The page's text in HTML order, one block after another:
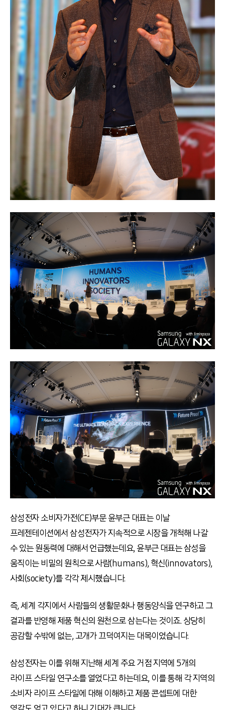
삼성전자 소비자가전(CE)부문 윤부근 대표는 이날
프레젠테이션에서 삼성전자가 지속적으로 시장을 개척해 나갈
수 있는 원동력에 대해서 언급했는데요, 윤부근 대표는 삼성을
움직이는 비밀의 원칙으로 사람(humans), 혁신(innovators),
사회(society)를 각각 제시했습니다.
즉, 세계 각지에서 사람들의 생활문화나 행동양식을 연구하고 그
결과를 반영해 제품 혁신의 원천으로 삼는다는 것이죠. 상당히
공감할 수밖에 없는, 고개가 끄덕여지는 대목이었습니다.
삼성전자는 이를 위해 지난해 세계 주요 거점 지역에 5개의
라이프 스타일 연구소를 열었다고 하는데요, 이를 통해 각 지역의
소비자 라이프 스타일에 대해 이해하고 제품 콘셉트에 대한